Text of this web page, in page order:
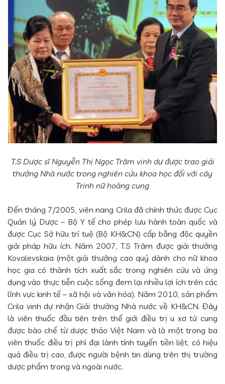
T.S Dược sĩ Nguyễn Thị Ngọc Trâm vinh dự được trao giải
thưởng Nhà nước trong nghiên cứu khoa học đối với cây
Trinh nữ hoàng cung
Đến tháng 7/2005, viên nang Crila đã chính thức được Cục
Quản lý Dược – Bộ Y tế cho phép lưu hành toàn quốc và
được Cục Sở hữu trí tuệ (Bộ KH&CN) cấp bằng độc quyền
giải pháp hữu ích. Năm 2007, T.S Trâm được giải thưởng
Kovalevskaia (một giải thưởng cao quý dành cho nữ khoa
học gia có thành tích xuất sắc trong nghiên cứu và ứng
dụng vào thực tiễn cuộc sống đem lại nhiều lợi ích trên các
lĩnh vực kinh tế – xã hội và văn hóa). Năm 2010, sản phẩm
Crila vinh dự nhận Giải thưởng Nhà nước về KH&CN. Đây
là viên thuốc đầu tiên trên thế giới điều trị u xơ tử cung
được bào chế từ dược thảo Việt Nam và là một trong ba
viên thuốc điều trị phì đại lành tính tuyến tiền liệt, có hiệu
quả điều trị cao, được người bệnh tin dùng trên thị trường
dược phẩm trong và ngoài nước.